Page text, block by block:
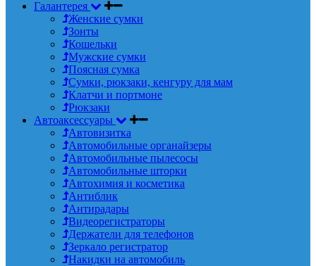
Галантерея
Женские сумки
Зонты
Кошельки
Мужские сумки
Поясная сумка
Сумки, рюкзаки, кенгуру для мам
Клатчи и портмоне
Рюкзаки
Автоаксессуары
Автовизитка
Автомобильные органайзеры
Автомобильные пылесосы
Автомобильные шторки
Автохимия и косметика
Антиблик
Антирадары
Видеорегистраторы
Держатели для телефонов
Зеркало регистратор
Накидки на автомобиль